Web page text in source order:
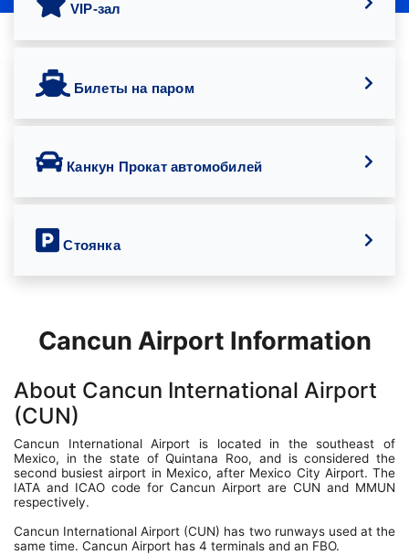
VIP-зал
Билеты на паром
Канкун Прокат автомобилей
Стоянка
Cancun Airport Information
About Cancun International Airport
(CUN)
Cancun International Airport is located in the southeast of
Mexico, in the state of Quintana Roo, and is considered the
second busiest airport in Mexico, after Mexico City Airport. The
IATA and ICAO code for Cancun Airport are CUN and MMUN
respectively.
Cancun International Airport (CUN) has two runways used at the
same time. Cancun Airport has 4 terminals and an FBO.